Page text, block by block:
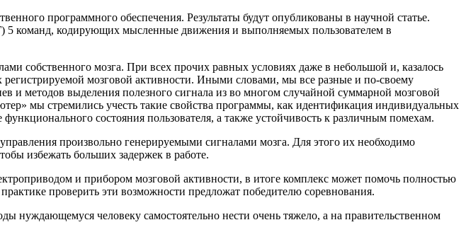
программного обеспечения. Ре­зультаты будут опубликованы в научной статье.
5 команд, кодирующих мысленные движения и выполняемых пользователем в
собственного мозга. При всех прочих равных условиях даже в небольшой и, казалось
мозговой активности. Иными словами, мы все разные и по-своему
методов выделения полезного сигнала из во многом случайной суммарной мозговой
мы стремились учесть такие свойства программы, как идентификация индивидуальных
состояния пользователя, а также устойчивость к различным помехам.
произвольно генерируемыми сигналами мозга. Для этого их необходимо
избежать больших задержек в работе.
и прибором мозговой активности, в итоге комплекс может помочь полностью
проверить эти возможности предложат победителю соревнования.
нуждающемуся человеку самостоятельно нести очень тяжело, а на правительственном